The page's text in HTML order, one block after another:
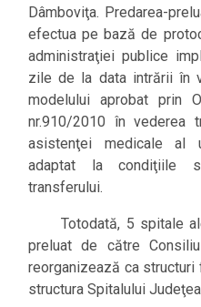
Dâmboviţa. Predarea-
efectua pe bază de
administraţiei publice
zile de la data intrării în
modelului aprobat prin
nr.910/2010 în vederea
asistenţei medicale al
adaptat la condiţiile
transferului.
Totodată, 5 spitale
preluat de către
reorganizează ca
structura Spitalului